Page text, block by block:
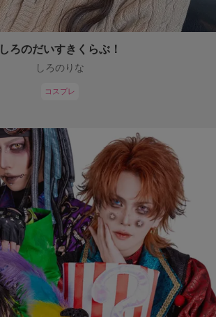
しろのだいすきくらぶ！
しろのりな
コスプレ